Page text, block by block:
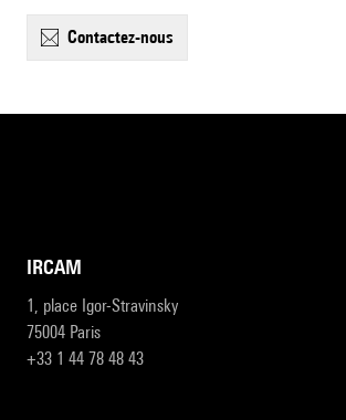
contactez-nous
IRCAM
1, place Igor-Stravinsky
75004 Paris
+33 1 44 78 48 43